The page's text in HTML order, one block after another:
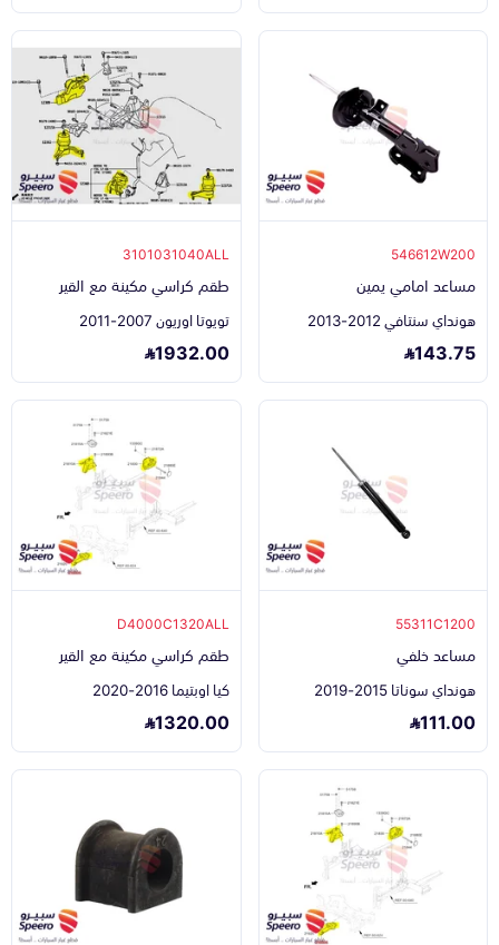
546612W200
مساعد امامي يمين
هونداي سنتافي 2012-2013
143.75
3101031040ALL
طقم كراسي مكينة مع القير
تويوتا اوريون 2007-2011
1932.00
55311C1200
مساعد خلفي
هونداي سوناتا 2015-2019
111.00
D4000C1320ALL
طقم كراسي مكينة مع القير
كيا اوبتيما 2016-2020
1320.00